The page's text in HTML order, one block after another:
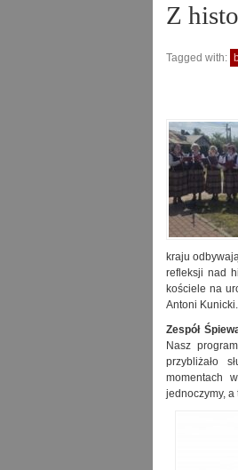
Z
Tagged with:
kraju
refleksji nad
kościele na
Antoni Kunicki.
Zespół
Nasz
przybliżało
momentach
jednoczymy, a